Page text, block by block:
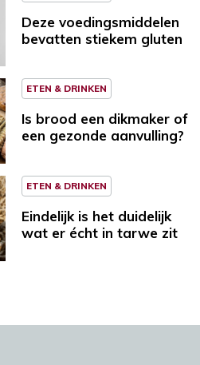
Deze voedingsmiddelen
bevatten stiekem gluten
ETEN & DRINKEN
Is brood een dikmaker of
een gezonde aanvulling?
ETEN & DRINKEN
Eindelijk is het duidelijk
wat er écht in tarwe zit